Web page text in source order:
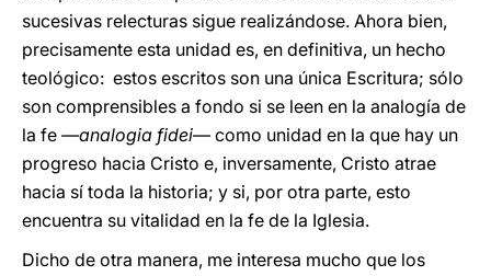
sucesivas relecturas sigue realizándose. Ahora bien,
precisamente esta unidad es, en definitiva, un hecho
teológico: estos escritos son una única Escritura; sólo
son comprensibles a fondo si se leen en la analogía de
la fe ―analogia fidei― como unidad en la que hay un
progreso hacia Cristo e, inversamente, Cristo atrae
hacia sí toda la historia; y si, por otra parte, esto
encuentra su vitalidad en la fe de la Iglesia.
Dicho de otra manera, me interesa mucho que los